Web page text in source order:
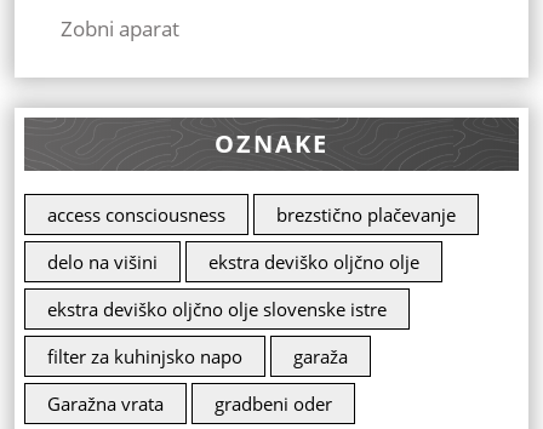
Zobni aparat
OZNAKE
access consciousness
brezstično plačevanje
delo na višini
ekstra deviško oljčno olje
ekstra deviško oljčno olje slovenske istre
filter za kuhinjsko napo
garaža
Garažna vrata
gradbeni oder